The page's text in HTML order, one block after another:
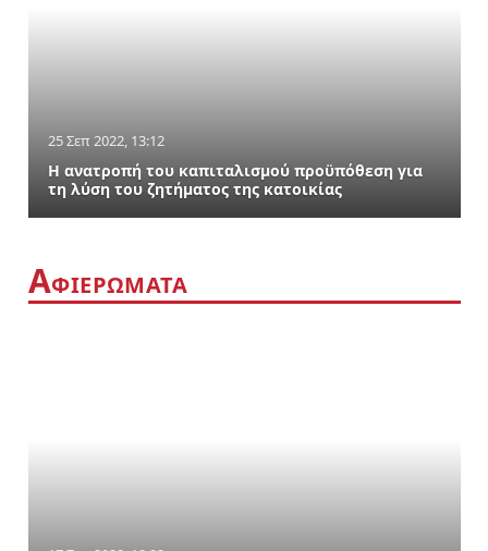
25 Σεπ 2022, 13:12
Η ανατροπή του καπιταλισμού προϋπόθεση για
τη λύση του ζητήματος της κατοικίας
ΑΦΙΕΡΏΜΑΤΑ